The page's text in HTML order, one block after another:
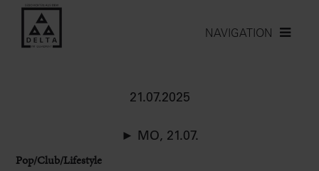
NAVIGATION
21.07.2025
► MO, 21.07.
Pop/Club/Lifestyle